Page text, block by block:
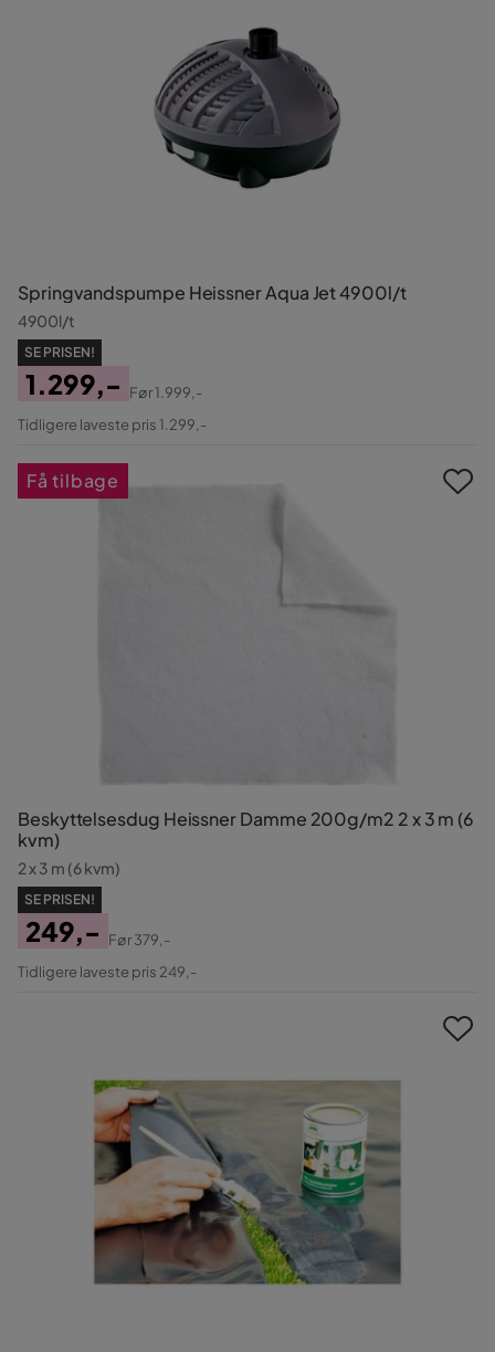
Springvandspumpe Heissner Aqua Jet 4900l/t
4900l/t
SE PRISEN!
Pris
1.299,-
Original
Før1.999,-
Tidligere laveste pris 1.299,-
Beskyttelsesdug Heissner Damme 200g/m2 2 x 3 m (6
kvm)
2 x 3 m (6 kvm)
SE PRISEN!
Pris
249,-
Original
Før379,-
Tidligere laveste pris 249,-
Få tilbage